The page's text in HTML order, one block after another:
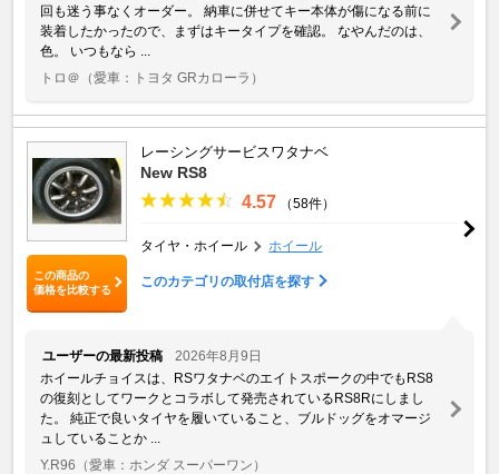
回も迷う事なくオーダー。 納車に併せてキー本体が傷になる前に
装着したかったので、まずはキータイプを確認。 なやんだのは、
色。 いつもなら ...
トロ＠ （愛車：トヨタ GRカローラ）
この商品の
価格を比較する
レーシングサービスワタナベ
New RS8
4.57 （58件）
タイヤ・ホイール ホイール
このカテゴリの取付店を探す
ユーザーの最新投稿
2026年8月9日
ホイールチョイスは、RSワタナベのエイトスポークの中でもRS8
の復刻としてワークとコラボして発売されているRS8Rにしまし
た。 純正で良いタイヤを履いていること、ブルドッグをオマージ
ュしていることか ...
Y.R96 （愛車：ホンダ スーパーワン）